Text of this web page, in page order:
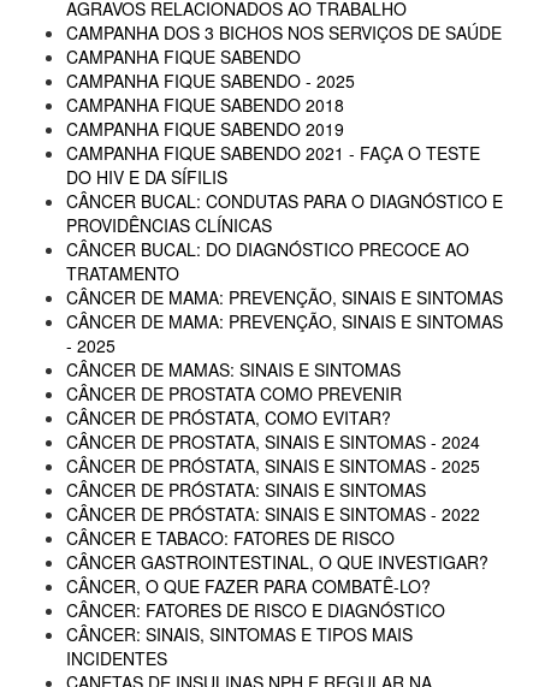
AGRAVOS RELACIONADOS AO TRABALHO
CAMPANHA DOS 3 BICHOS NOS SERVIÇOS DE SAÚDE
CAMPANHA FIQUE SABENDO
CAMPANHA FIQUE SABENDO - 2025
CAMPANHA FIQUE SABENDO 2018
CAMPANHA FIQUE SABENDO 2019
CAMPANHA FIQUE SABENDO 2021 - FAÇA O TESTE
DO HIV E DA SÍFILIS
CÂNCER BUCAL: CONDUTAS PARA O DIAGNÓSTICO E
PROVIDÊNCIAS CLÍNICAS
CÂNCER BUCAL: DO DIAGNÓSTICO PRECOCE AO
TRATAMENTO
CÂNCER DE MAMA: PREVENÇÃO, SINAIS E SINTOMAS
CÂNCER DE MAMA: PREVENÇÃO, SINAIS E SINTOMAS
- 2025
CÂNCER DE MAMAS: SINAIS E SINTOMAS
CÂNCER DE PROSTATA COMO PREVENIR
CÂNCER DE PRÓSTATA, COMO EVITAR?
CÂNCER DE PROSTATA, SINAIS E SINTOMAS - 2024
CÂNCER DE PRÓSTATA, SINAIS E SINTOMAS - 2025
CÂNCER DE PRÓSTATA: SINAIS E SINTOMAS
CÂNCER DE PRÓSTATA: SINAIS E SINTOMAS - 2022
CÂNCER E TABACO: FATORES DE RISCO
CÂNCER GASTROINTESTINAL, O QUE INVESTIGAR?
CÂNCER, O QUE FAZER PARA COMBATÊ-LO?
CÂNCER: FATORES DE RISCO E DIAGNÓSTICO
CÂNCER: SINAIS, SINTOMAS E TIPOS MAIS
INCIDENTES
CANETAS DE INSULINAS NPH E REGULAR NA